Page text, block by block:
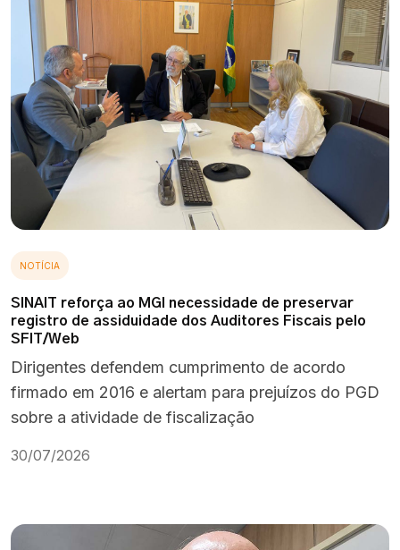
NOTÍCIA
SINAIT reforça ao MGI necessidade de preservar
registro de assiduidade dos Auditores Fiscais pelo
SFIT/Web
Dirigentes defendem cumprimento de acordo
firmado em 2016 e alertam para prejuízos do PGD
sobre a atividade de fiscalização
30/07/2026